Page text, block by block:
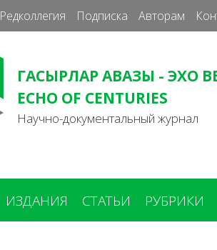
Редколлегия Подписка Авторам
ГАСЫРЛАР АВАЗЫ - ЭХО
ECHO OF CENTURIES
Научно-документальный журнал
ИЗДАНИЯ СТАТЬИ РУБРИКИ